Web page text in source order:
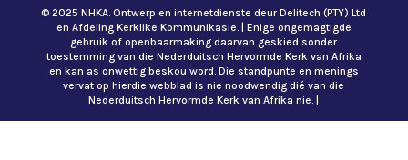
© 2025 NHKA. Ontwerp en internetdienste deur Delitech (PTY) Ltd
en Afdeling Kerklike Kommunikasie. | Enige ongemagtigde
gebruik of openbaarmaking daarvan geskied sonder
toestemming van die Nederduitsch Hervormde Kerk van Afrika
en kan as onwettig beskou word. Die standpunte en menings
vervat op hierdie webblad is nie noodwendig dié van die
Nederduitsch Hervormde Kerk van Afrika nie. |